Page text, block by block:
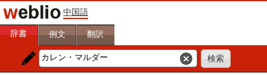
中国語
辞書 例文 翻訳